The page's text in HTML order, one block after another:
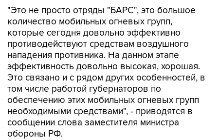
"Это не просто отряды "БАРС", это большое
количество мобильных огневых групп,
которые сегодня довольно эффективно
противодействуют средствам воздушного
нападения противника. На данном этапе
эффективность довольно высокая, хорошая.
Это связано и с рядом других особенностей, в
том числе работой губернаторов по
обеспечению этих мобильных огневых групп
необходимыми средствами", - приводятся в
сообщении слова заместителя министра
обороны РФ.